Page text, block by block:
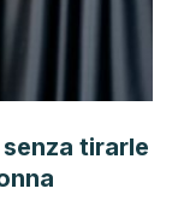
tirarle